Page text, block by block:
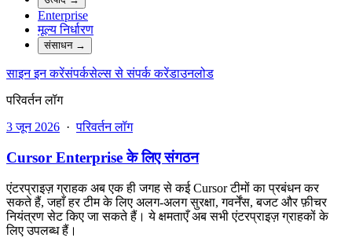
Enterprise
मूल्य निर्धारण
संसाधन→
साइन इन करेंसंपर्कसेल्स से संपर्क करेंडाउनलोड
परिवर्तन लॉग
3 जून 2026 ·परिवर्तन लॉग
Cursor Enterprise के लिए संगठन
एंटरप्राइज़ ग्राहक अब एक ही जगह से कई Cursor टीमों का प्रबंधन कर
सकते हैं, जहाँ हर टीम के लिए अलग-अलग सुरक्षा, गवर्नेंस, बजट और फ़ीचर
नियंत्रण सेट किए जा सकते हैं। ये क्षमताएँ अब सभी एंटरप्राइज़ ग्राहकों के
लिए उपलब्ध हैं।